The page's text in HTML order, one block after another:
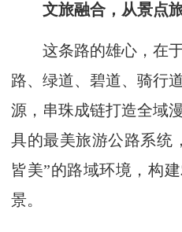
文旅融合，从景点
这条路的雄心，在于
路、绿道、碧道、骑行
源，串珠成链打造全域
具的最美旅游公路系统
皆美”的路域环境，构
景。